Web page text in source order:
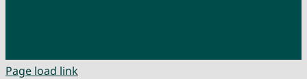
Page load link